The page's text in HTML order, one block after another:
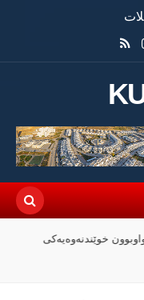
خوێندنەوەیەکی